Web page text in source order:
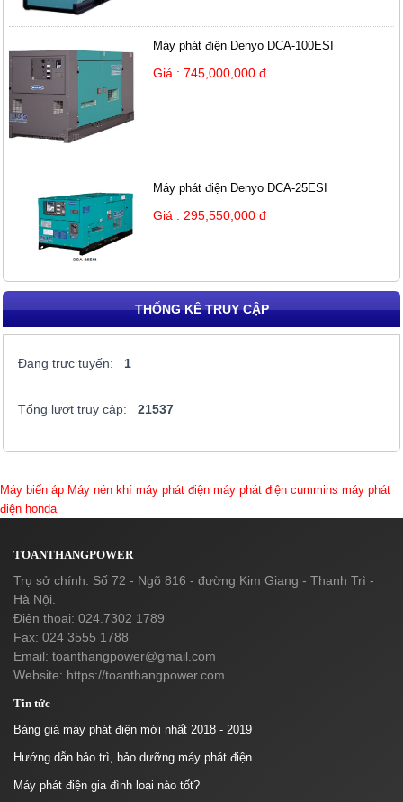
Máy phát điện Denyo DCA-100ESI
Giá : 745,000,000 đ
Máy phát điện Denyo DCA-25ESI
Giá : 295,550,000 đ
THỐNG KÊ TRUY CẬP
Đang trực tuyến: 1
Tổng lượt truy cập: 21537
Máy biến áp Máy nén khí máy phát điện máy phát điện cummins máy phát
điện honda
TOANTHANGPOWER
Trụ sở chính: Số 72 - Ngõ 816 - đường Kim Giang - Thanh Trì -
Hà Nội.
Điện thoại: 024.7302 1789
Fax: 024 3555 1788
Email: toanthangpower@gmail.com
Website: https://toanthangpower.com
Tin tức
Bảng giá máy phát điện mới nhất 2018 - 2019
Hướng dẫn bảo trì, bảo dưỡng máy phát điện
Máy phát điện gia đình loại nào tốt?